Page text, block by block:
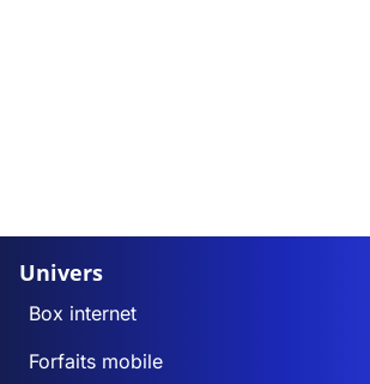
Univers
Box internet
Forfaits mobile